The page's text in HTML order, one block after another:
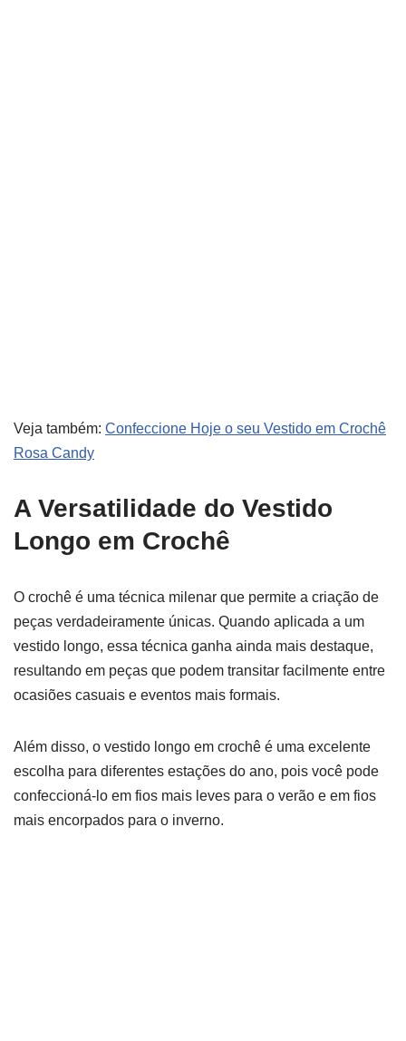
Veja também: Confeccione Hoje o seu Vestido em Crochê
Rosa Candy
A Versatilidade do Vestido
Longo em Crochê
O crochê é uma técnica milenar que permite a criação de
peças verdadeiramente únicas. Quando aplicada a um
vestido longo, essa técnica ganha ainda mais destaque,
resultando em peças que podem transitar facilmente entre
ocasiões casuais e eventos mais formais.
Além disso, o vestido longo em crochê é uma excelente
escolha para diferentes estações do ano, pois você pode
confeccioná-lo em fios mais leves para o verão e em fios
mais encorpados para o inverno.